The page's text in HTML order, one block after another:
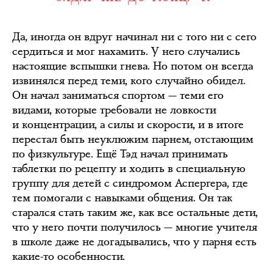
Да, иногда он вдруг начинал ни с того ни с сего
сердиться и мог нахамить. У него случались
настоящие вспышки гнева. Но потом он всегда
извинялся перед теми, кого случайно обидел.
Он начал заниматься спортом — теми его
видами, которые требовали не ловкости
и концентрации, а силы и скорости, и в итоге
перестал быть неуклюжим парнем, отстающим
по физкультуре. Ещё Тэд начал принимать
таблетки по рецепту и ходить в специальную
группу для детей с синдромом Аспергера, где
тем помогали с навыками общения. Он так
старался стать таким же, как все остальные дети,
что у него почти получилось — многие учителя
в школе даже не догадывались, что у парня есть
какие-то особенности.